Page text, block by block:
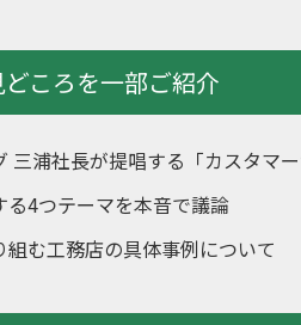
ころを一部ご紹介
三浦社長が提唱する「カスタマ
る4つテーマを本音で議論
組む工務店の具体事例について